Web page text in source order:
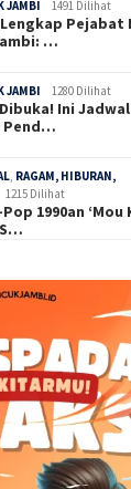
JAMBI 1491 Dilihat
Pejabat
…
JAMBI 1280 Dilihat
Ini
Pend…
RAGAM, HIBURAN,
1215 Dilihat
1990an ‘Mou